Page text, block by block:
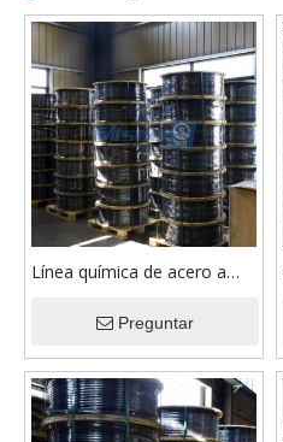
Línea química de acero a
resistencia a la corrosión de
Preguntar